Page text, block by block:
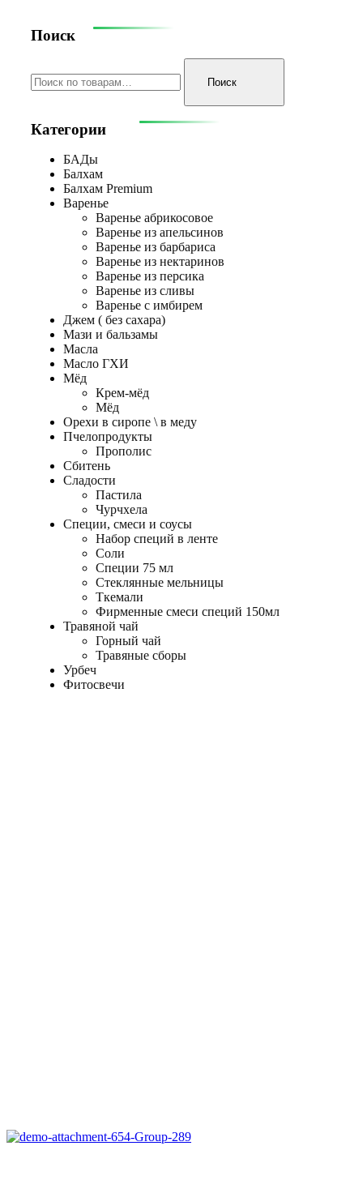
Поиск
Поиск
Категории
БАДы
Балхам
Балхам Premium
Варенье
Варенье абрикосовое
Варенье из апельсинов
Варенье из барбариса
Варенье из нектаринов
Варенье из персика
Варенье из сливы
Варенье с имбирем
Джем ( без сахара)
Мази и бальзамы
Масла
Масло ГХИ
Мёд
Крем-мёд
Мёд
Орехи в сиропе \ в меду
Пчелопродукты
Прополис
Сбитень
Сладости
Пастила
Чурчхела
Специи, смеси и соусы
Набор специй в ленте
Соли
Специи 75 мл
Стеклянные мельницы
Ткемали
Фирменные смеси специй 150мл
Травяной чай
Горный чай
Травяные сборы
Урбеч
Фитосвечи